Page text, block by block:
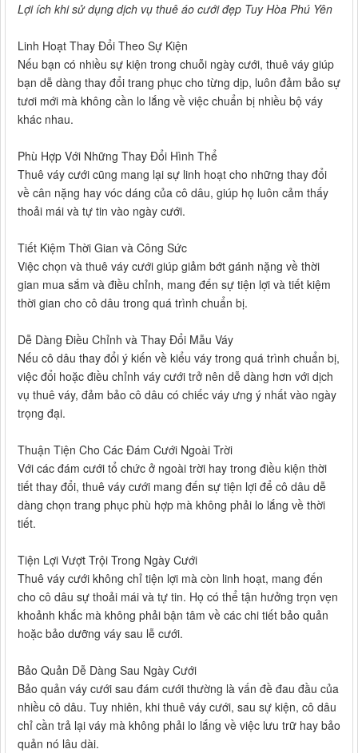
Lợi ích khi sử dụng dịch vụ thuê áo cưới đẹp Tuy Hòa Phú Yên
Linh Hoạt Thay Đổi Theo Sự Kiện
Nếu bạn có nhiều sự kiện trong chuỗi ngày cưới, thuê váy giúp
bạn dễ dàng thay đổi trang phục cho từng dịp, luôn đảm bảo sự
tươi mới mà không cần lo lắng về việc chuẩn bị nhiều bộ váy
khác nhau.
Phù Hợp Với Những Thay Đổi Hình Thể
Thuê váy cưới cũng mang lại sự linh hoạt cho những thay đổi
về cân nặng hay vóc dáng của cô dâu, giúp họ luôn cảm thấy
thoải mái và tự tin vào ngày cưới.
Tiết Kiệm Thời Gian và Công Sức
Việc chọn và thuê váy cưới giúp giảm bớt gánh nặng về thời
gian mua sắm và điều chỉnh, mang đến sự tiện lợi và tiết kiệm
thời gian cho cô dâu trong quá trình chuẩn bị.
Dễ Dàng Điều Chỉnh và Thay Đổi Mẫu Váy
Nếu cô dâu thay đổi ý kiến về kiểu váy trong quá trình chuẩn bị,
việc đổi hoặc điều chỉnh váy cưới trở nên dễ dàng hơn với dịch
vụ thuê váy, đảm bảo cô dâu có chiếc váy ưng ý nhất vào ngày
trọng đại.
Thuận Tiện Cho Các Đám Cưới Ngoài Trời
Với các đám cưới tổ chức ở ngoài trời hay trong điều kiện thời
tiết thay đổi, thuê váy cưới mang đến sự tiện lợi để cô dâu dễ
dàng chọn trang phục phù hợp mà không phải lo lắng về thời
tiết.
Tiện Lợi Vượt Trội Trong Ngày Cưới
Thuê váy cưới không chỉ tiện lợi mà còn linh hoạt, mang đến
cho cô dâu sự thoải mái và tự tin. Họ có thể tận hưởng trọn vẹn
khoảnh khắc mà không phải bận tâm về các chi tiết bảo quản
hoặc bảo dưỡng váy sau lễ cưới.
Bảo Quản Dễ Dàng Sau Ngày Cưới
Bảo quản váy cưới sau đám cưới thường là vấn đề đau đầu của
nhiều cô dâu. Tuy nhiên, khi thuê váy cưới, sau sự kiện, cô dâu
chỉ cần trả lại váy mà không phải lo lắng về việc lưu trữ hay bảo
quản nó lâu dài.